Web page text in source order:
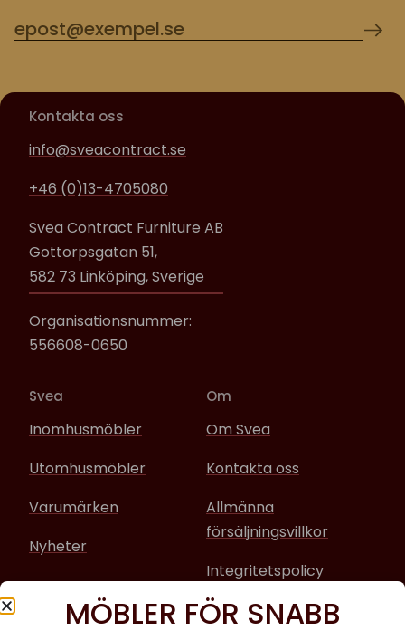
Kontakta oss
info@sveacontract.se
+46 (0)13-4705080
Svea Contract Furniture AB
Gottorpsgatan 51,
582 73 Linköping, Sverige
Organisationsnummer:
556608-0650
Svea
Inomhusmöbler
Utomhusmöbler
Varumärken
Nyheter
Om
Om Svea
Kontakta oss
Allmänna
försäljningsvillkor
Integritetspolicy
Sociala media
MÖBLER FÖR SNABB